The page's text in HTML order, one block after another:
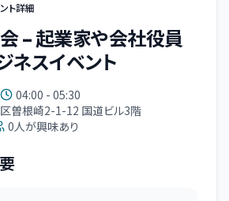
ト詳細
– 起業家や会社役員
ネスイベント
04:00 - 05:30
曽根崎2-1-12 国道ビル3階
0人が興味あり